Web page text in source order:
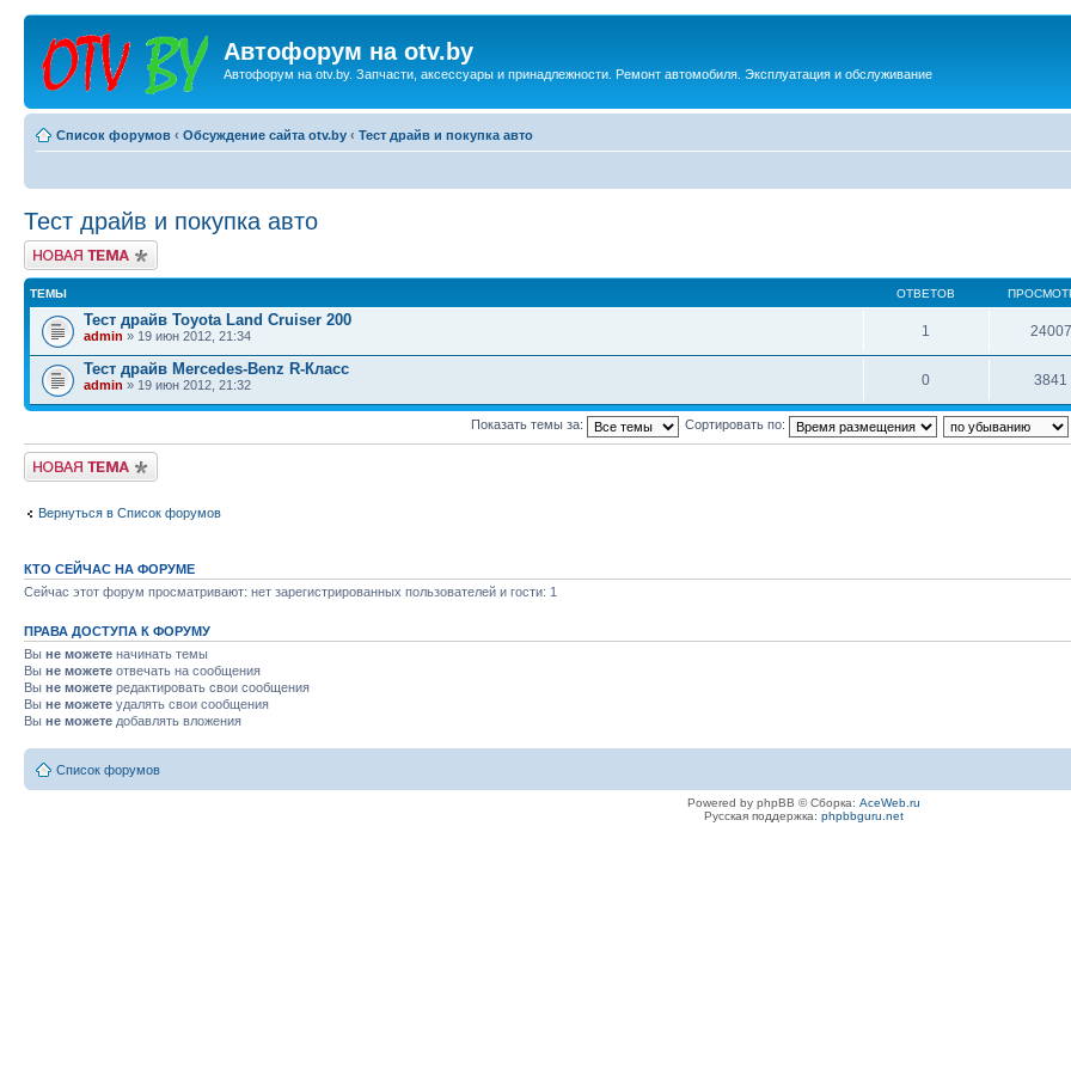
Автофорум на otv.by
Автофорум на otv.by. Запчасти, аксессуары и принадлежности. Ремонт автомобиля. Эксплуатация и обслуживание
Список форумов ‹ Обсуждение сайта otv.by ‹ Тест драйв и покупка авто
Тест драйв и покупка авто
Начать новую тему
ТЕМЫ ОТВЕТОВ
Тест драйв Toyota Land Cruiser 200
admin » 19 июн 2012, 21:34 1 24007
Тест драйв Mercedes-Benz R-Класс
admin » 19 июн 2012, 21:32 0 3841
Показать темы за: Сортировать по:
Начать новую тему
Вернуться в Список форумов
КТО СЕЙЧАС НА ФОРУМЕ
Сейчас этот форум просматривают: нет зарегистрированных пользователей и гости: 1
ПРАВА ДОСТУПА К ФОРУМУ
Вы не можете начинать темы
Вы не можете отвечать на сообщения
Вы не можете редактировать свои сообщения
Вы не можете удалять свои сообщения
Вы не можете добавлять вложения
Список форумов
Powered by phpBB © Сборка: AceWeb.ru
Русская поддержка: phpbbguru.net